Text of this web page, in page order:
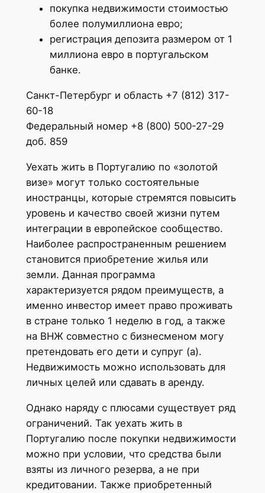
покупка недвижимости стоимостью
более полумиллиона евро;
регистрация депозита размером от 1
миллиона евро в португальском
банке.
Санкт-Петербург и область +7 (812) 317-
60-18
Федеральный номер +8 (800) 500-27-29
доб. 859
Уехать жить в Португалию по «золотой
визе» могут только состоятельные
иностранцы, которые стремятся повысить
уровень и качество своей жизни путем
интеграции в европейское сообщество.
Наиболее распространенным решением
становится приобретение жилья или
земли. Данная программа
характеризуется рядом преимуществ, а
именно инвестор имеет право проживать
в стране только 1 неделю в год, а также
на ВНЖ совместно с бизнесменом могу
претендовать его дети и супруг (а).
Недвижимость можно использовать для
личных целей или сдавать в аренду.
Однако наряду с плюсами существует ряд
ограничений. Так уехать жить в
Португалию после покупки недвижимости
можно при условии, что средства были
взяты из личного резерва, а не при
кредитовании. Также приобретенный